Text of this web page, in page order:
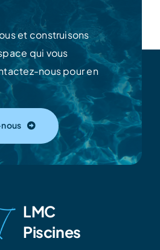
et construisons
qui vous
nous pour en
LMC
Piscines